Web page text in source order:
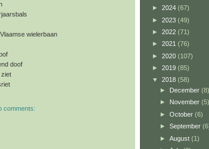
wielerbaan
doof
ziet
comments:
► 2024 (67)
► 2023 (49)
► 2022 (71)
► 2021 (76)
► 2020 (107)
► 2019 (85)
▼ 2018 (58)
► December (8)
► November (5)
► October (6)
► September
► August (1)